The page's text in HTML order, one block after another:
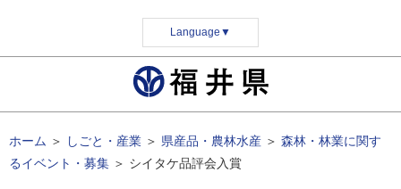
Language ▼
ホーム ＞ しごと・産業 ＞ 県産品・農林水産 ＞ 森林・林業に関す
るイベント・募集 ＞ シイタケ品評会入賞